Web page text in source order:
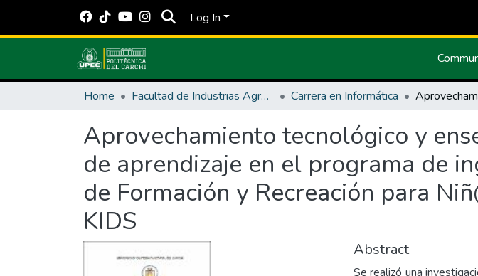
Log In
Home Facultad de Industrias Agropecuarias y Ciencias Ambientales Carrera en Informática
Aprovechamiento tecnológico y
de aprendizaje en el programa de
de Formación y Recreación para
KIDS
Abstract
Se realizó una